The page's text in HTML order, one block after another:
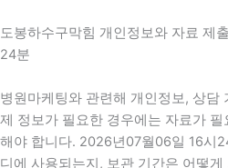
도봉하수구막힘 개인정보와 자료 제
24분
병원마케팅와 관련해 개인정보, 상담
제 정보가 필요한 경우에는 자료가
해야 합니다. 2026년07월06일 16시
디에 사용되는지, 보관 기간은 어떻